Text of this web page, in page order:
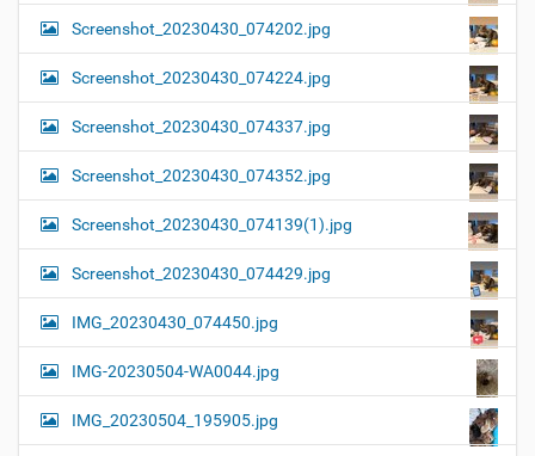
Screenshot_20230430_074202.jpg
Screenshot_20230430_074224.jpg
Screenshot_20230430_074337.jpg
Screenshot_20230430_074352.jpg
Screenshot_20230430_074139(1).jpg
Screenshot_20230430_074429.jpg
IMG_20230430_074450.jpg
IMG-20230504-WA0044.jpg
IMG_20230504_195905.jpg